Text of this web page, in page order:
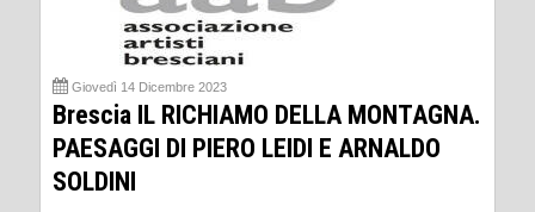
Giovedì 14 Dicembre 2023
Brescia IL RICHIAMO DELLA MONTAGNA.
PAESAGGI DI PIERO LEIDI E ARNALDO
SOLDINI